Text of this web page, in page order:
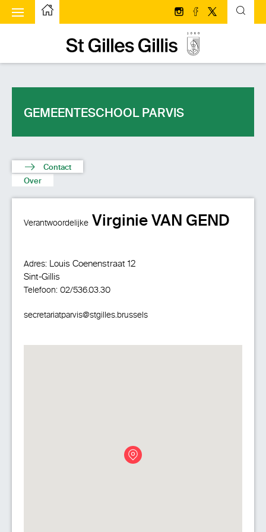
Startpagina Volg ons op Instagram
Volg ons op
Volg ons op
Startpagina
menu
GEMEENTESCHOOL PARVIS
Contact
Over
Verantwoordelijke Virginie VAN GEND
Adres: Louis Coenenstraat 12
Sint-Gillis
Telefoon: 02/536.03.30
secretariatparvis@stgilles.brussels